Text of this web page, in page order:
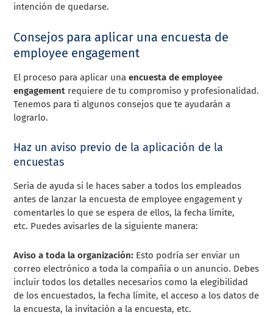
intención de quedarse.
Consejos para aplicar una encuesta de
employee engagement
El proceso para aplicar unaencuesta de employee
engagement requiere de tu compromiso y profesionalidad.
Tenemos para ti algunos consejos que te ayudarán a
lograrlo.
Haz un aviso previo de la aplicación de la
encuestas
Sería de ayuda si le haces saber a todos los empleados
antes de lanzar la encuesta de employee engagement y
comentarles lo que se espera de ellos, la fecha límite,
etc. Puedes avisarles de la siguiente manera:
Aviso a toda la organización: Esto podría ser enviar un
correo electrónico a toda la compañía o un anuncio. Debes
incluir todos los detalles necesarios como la elegibilidad
de los encuestados, la fecha límite, el acceso a los datos de
la encuesta, la invitación a la encuesta, etc.